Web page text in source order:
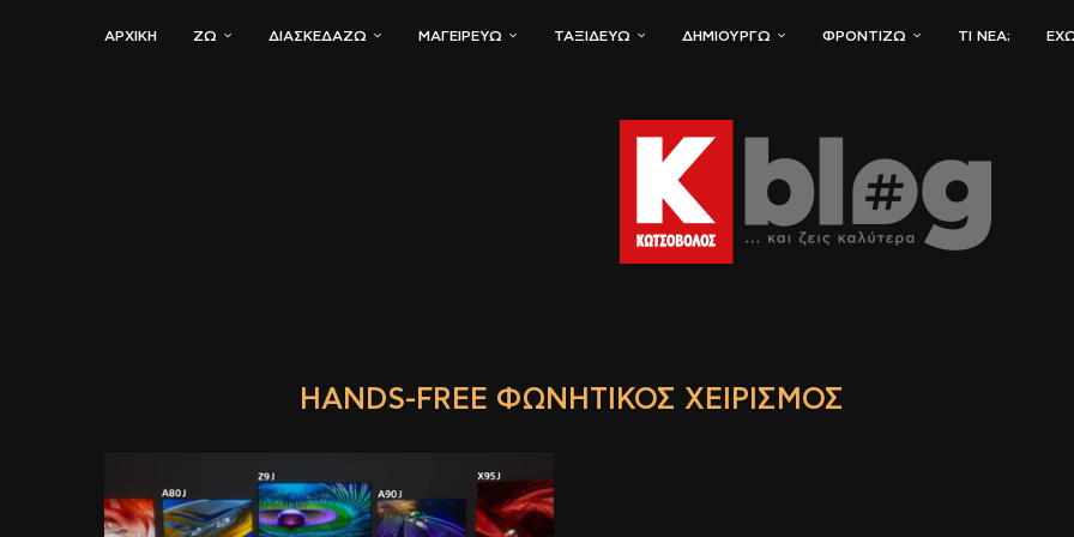
ΑΡΧΙΚΗ ΖΏ ΔΙΑΣΚΕΔΆΖΩ ΜΑΓΕΙΡΕΎΩ ΤΑΞΙΔΕΎΩ ΔΗΜΙΟΥΡΓΏ ΦΡΟΝΤΊΖΩ ΤΙ ΝΈΑ;
HANDS-FREE ΦΩΝΗΤΙΚΌΣ ΧΕΙΡΙΣΜΌΣ